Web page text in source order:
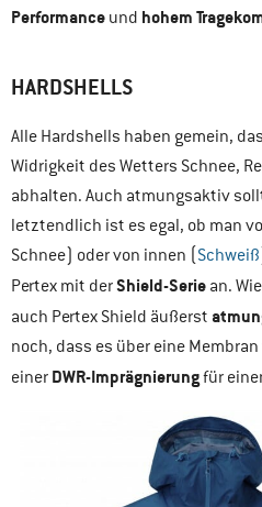
Performance und hohem
HARDSHELLS
Alle Hardshells haben gemein,
Widrigkeit des Wetters Schnee,
abhalten. Auch atmungsaktiv
letztendlich ist es egal, ob man
Schnee) oder von innen (Schweiß
Pertex mit derShield-Serie an.
auch Pertex Shield äußerst
noch, dass es über eine
einer DWR-Imprägnierungfür